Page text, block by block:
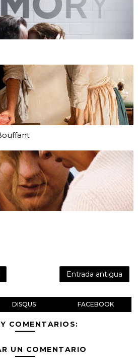
Entrada antigua
DISQUS FACEBOOK
COMENTARIOS:
UN COMENTARIO